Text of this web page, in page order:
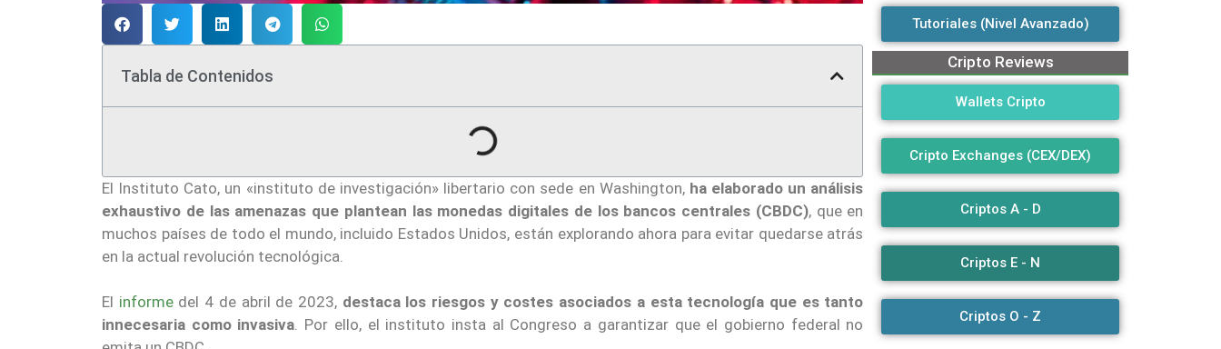
Tabla de Contenidos
El Instituto Cato, un «instituto de investigación» libertario con sede en Washington, ha elaborado un análisis
exhaustivo de las amenazas que plantean las monedas digitales de los bancos centrales (CBDC), que en
muchos países de todo el mundo, incluido Estados Unidos, están explorando ahora para evitar quedarse atrás
en la actual revolución tecnológica.
El informedel 4 de abril de 2023, destaca los riesgos y costes asociados a esta tecnología que es tanto
innecesaria como invasiva. Por ello, el instituto insta al Congreso a garantizar que el gobierno federal no
Tutoriales (Nivel Avanzado)
Cripto Reviews
Wallets Cripto
Cripto Exchanges (CEX/DEX)
Criptos A - D
Criptos E - N
Criptos O - Z